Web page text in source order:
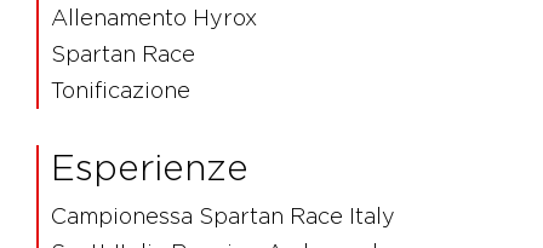
Allenamento Hyrox
Spartan Race
Tonificazione
Esperienze
Campionessa Spartan Race Italy